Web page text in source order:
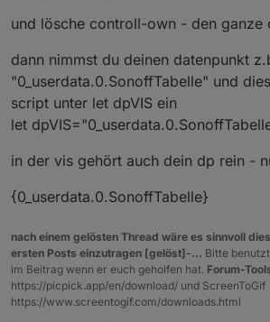
- steht eine
passiert nix
überschrift in
das widget ist
angelegte
den
setzen {}
Ich habe zwar
und vorbereiten.
ändern. Vielleicht
mich. Danke
Hier mein DP: Ist
Dann hab ich das
laufen: Richtig?
Dann habe ich
angelegt: ?
und lösche controll-own - den ganze
dann nimmst du deinen datenpunkt
"0_userdata.0.SonoffTabelle" und
script unter let dpVIS ein
let
in der vis gehört auch dein dp rein -
{0_userdata.0.SonoffTabelle}
nach einem gelösten Thread wäre es sinnvoll
ersten Posts einzutragen [gelöst]-... Bitte
im Beitrag wenn er euch geholfen hat. Forum-
https://picpick.app/en/download/ und ScreenToGif
https://www.screentogif.com/downloads.html